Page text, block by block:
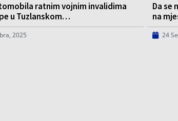
ratnim vojnim invalidima
u Tuzlanskom…
2025
Da se
na
24